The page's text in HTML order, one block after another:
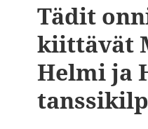
Tädit
kiittävät
Helmi ja